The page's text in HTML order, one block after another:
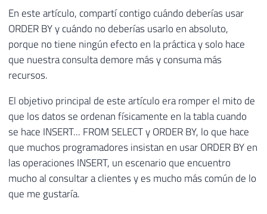
En este artículo, compartí contigo cuándo deberías usar
ORDER BY y cuándo no deberías usarlo en absoluto,
porque no tiene ningún efecto en la práctica y solo hace
que nuestra consulta demore más y consuma más
recursos.
El objetivo principal de este artículo era romper el mito de
que los datos se ordenan físicamente en la tabla cuando
se hace INSERT... FROM SELECT y ORDER BY, lo que hace
que muchos programadores insistan en usar ORDER BY en
las operaciones INSERT, un escenario que encuentro
mucho al consultar a clientes y es mucho más común de lo
que me gustaría.